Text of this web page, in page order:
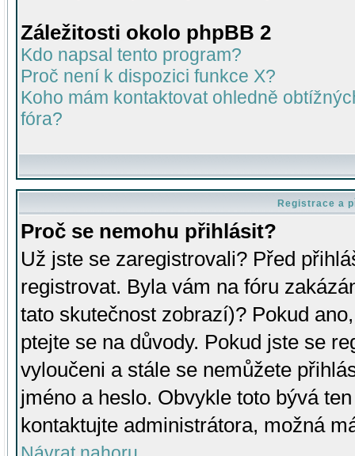
Záležitosti okolo phpBB 2
Kdo napsal tento program?
Proč není k dispozici funkce X?
Koho mám kontaktovat ohledně
fóra?
Registrace a
Proč se nemohu přihlásit?
Už jste se zaregistrovali? Před
registrovat. Byla vám na fóru
tato skutečnost zobrazí)? Pokud
ptejte se na důvody. Pokud jste se
vyloučeni a stále se nemůžete
jméno a heslo. Obvykle toto bývá
kontaktujte administrátora, možná